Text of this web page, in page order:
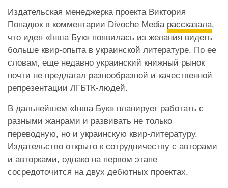
Издательская менеджерка проекта Виктория
Попадюк в комментарии Divoche Media рассказала,
что идея «Інша Бук» появилась из желания видеть
больше квир-опыта в украинской литературе. По ее
словам, еще недавно украинский книжный рынок
почти не предлагал разнообразной и качественной
репрезентации ЛГБТК-людей.
В дальнейшем «Інша Бук» планирует работать с
разными жанрами и развивать не только
переводную, но и украинскую квир-литературу.
Издательство открыто к сотрудничеству с авторами
и авторками, однако на первом этапе
сосредоточится на двух дебютных проектах.